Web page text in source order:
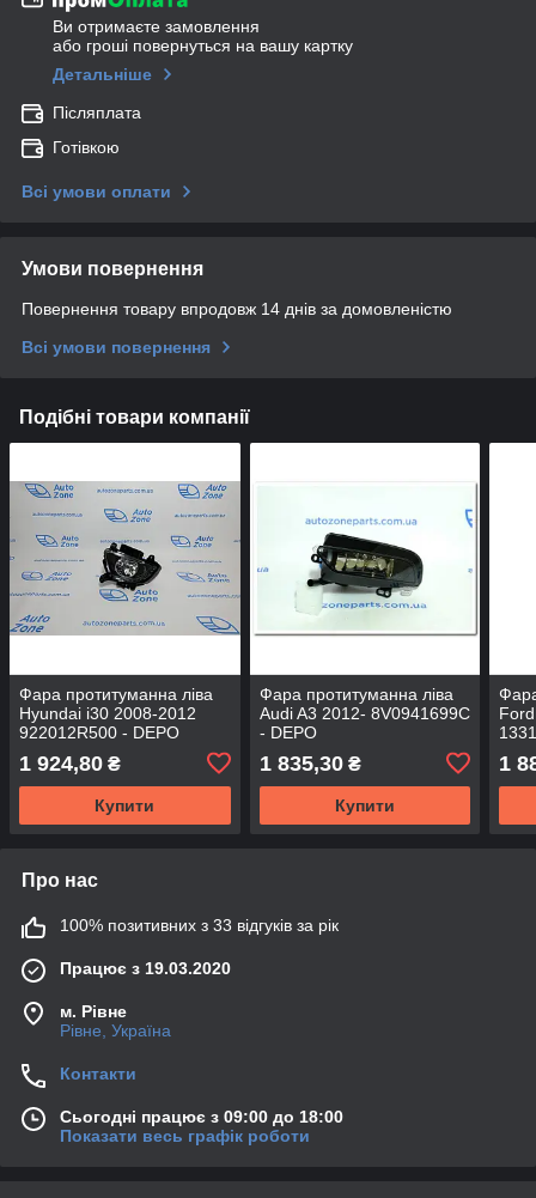
Ви отримаєте замовлення
або гроші повернуться на вашу картку
Детальніше
Післяплата
Готівкою
Всі умови оплати
Умови повернення
Повернення товару впродовж 14 днів за домовленістю
Всі умови повернення
Подібні товари компанії
Фара протитуманна ліва
Hyundai i30 2008-2012
922012R500 - DEPO
1 924,80 ₴
Купити
Фара протитуманна ліва
Audi A3 2012- 8V0941699C
- DEPO
1 835,30₴
Купити
1
Про нас
100% позитивних з 33 відгуків за рік
Працює з 19.03.2020
м. Рівне
Рівне, Україна
Контакти
Сьогодні працює з 09:00 до 18:00
Показати весь графік роботи